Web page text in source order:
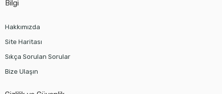
Bilgi
Hakkımızda
Site Haritası
Sıkça Sorulan Sorular
Bize Ulaşın